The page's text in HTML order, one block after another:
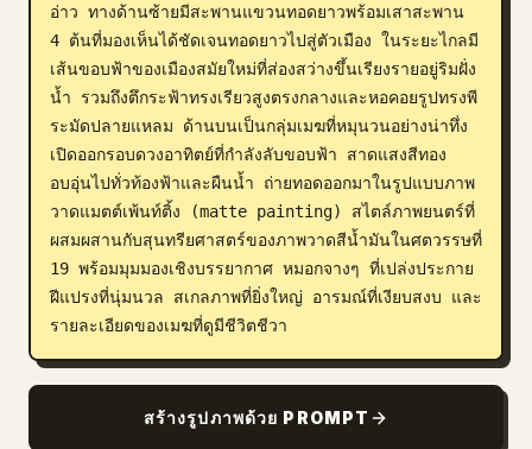
อ่าว ทางด้านซ้ายมีสะพานแขวนทอดยาวพร้อมเสาสะพาน
4 ต้นที่มองเห็นได้ชัดเจนทอดยาวไปสู่ตัวเมือง ในระยะไกลมี
เส้นขอบฟ้าของเมืองสมัยใหม่ที่ส่องสว่างขึ้นเรียงรายอยู่ริมฝั่ง
น้ำ รวมถึงตึกระฟ้าทรงเรียวสูงตรงกลางและหอคอยรูปทรงพี
ระมัดปลายแหลม ด้านบนเป็นกลุ่มเมฆที่หมุนวนอย่างน่าทึ่ง
เปิดออกรอบดวงอาทิตย์ที่กำลังลับขอบฟ้า สาดแสงสีทอง
อบอุ่นไปทั่วท้องฟ้าและผืนน้ำ ถ่ายทอดออกมาในรูปแบบภาพ
วาดแมตต์เพ้นท์ติ้ง (matte painting) สไตล์ภาพยนตร์ที่
ผสมผสานกับสุนทรียศาสตร์ของภาพวาดสีน้ำมันในศตวรรษที่
19 พร้อมมุมมองเชิงบรรยากาศ หมอกจางๆ ที่เปล่งประกาย
ฝีแปรงที่นุ่มนวล สเกลภาพที่ยิ่งใหญ่ อารมณ์ที่เงียบสงบ และ
รายละเอียดของเมฆที่ดูมีชีวิตชีวา
สร้างรูปภาพด้วย PROMPT